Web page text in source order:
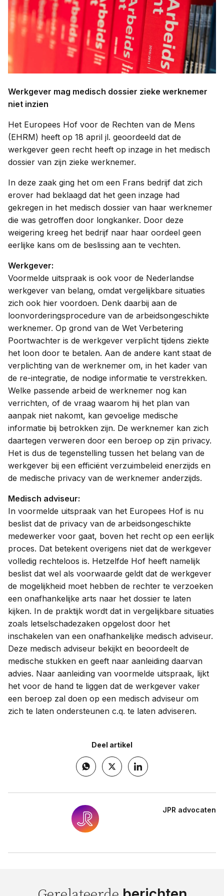
Contact
Taal:
Werkgever mag medisch dossier zieke werknemer
niet inzien
Het Europees Hof voor de Rechten van de Mens
(EHRM) heeft op 18 april jl. geoordeeld dat de
werkgever geen recht heeft op inzage in het medisch
dossier van zijn zieke werknemer.
In deze zaak ging het om een Frans bedrijf dat zich
erover had beklaagd dat het geen inzage had
gekregen in het medisch dossier van haar werknemer
die was getroffen door longkanker. Door deze
weigering kreeg het bedrijf naar haar oordeel geen
eerlijke kans om de beslissing aan te vechten.
Werkgever:
Voormelde uitspraak is ook voor de Nederlandse
werkgever van belang, omdat vergelijkbare situaties
zich ook hier voordoen. Denk daarbij aan de
loonvorderingsprocedure van de arbeidsongeschikte
werknemer. Op grond van de Wet Verbetering
Poortwachter is de werkgever verplicht tijdens ziekte
het loon door te betalen. Aan de andere kant staat de
verplichting van de werknemer om, in het kader van
de re-integratie, de nodige informatie te verstrekken.
Welke passende arbeid de werknemer nog kan
verrichten, of de vraag waarom hij het plan van
aanpak niet nakomt, kan gevoelige medische
informatie bij betrokken zijn. De werknemer kan zich
daartegen verweren door een beroep op zijn privacy.
Het is dus de tegenstelling tussen het belang van de
werkgever bij een efficiënt verzuimbeleid enerzijds en
de medische privacy van de werknemer anderzijds.
Medisch adviseur:
In voormelde uitspraak van het Europees Hof is nu
beslist dat de privacy van de arbeidsongeschikte
medewerker voor gaat, boven het recht op een eerlijk
proces. Dat betekent overigens niet dat de werkgever
volledig rechteloos is. Hetzelfde Hof heeft namelijk
beslist dat wel als voorwaarde geldt dat de werkgever
de mogelijkheid moet hebben de rechter te verzoeken
een onafhankelijke arts naar het dossier te laten
kijken. In de praktijk wordt dat in vergelijkbare situaties
zoals letselschadezaken opgelost door het
inschakelen van een onafhankelijke medisch adviseur.
Deze medisch adviseur bekijkt en beoordeelt de
medische stukken en geeft naar aanleiding daarvan
advies. Naar aanleiding van voormelde uitspraak, lijkt
het voor de hand te liggen dat de werkgever vaker
een beroep zal doen op een medisch adviseur om
zich te laten ondersteunen c.q. te laten adviseren.
Deel artikel
JPR advocaten